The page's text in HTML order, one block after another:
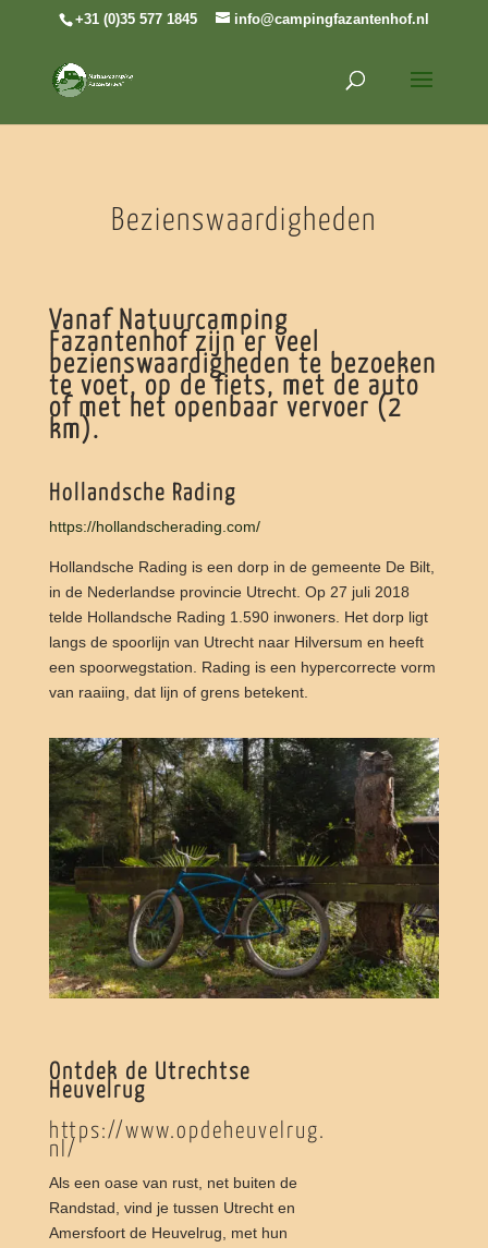
+31 (0)35 577 1845 info@campingfazantenhof.nl
Bezienswaardigheden
Vanaf Natuurcamping
Fazantenhof zijn er veel
bezienswaardigheden te bezoeken
te voet, op de fiets, met de auto
of met het openbaar vervoer (2
km).
Hollandsche Rading
https://hollandscherading.com/
Hollandsche Rading is een dorp in de gemeente De Bilt,
in de Nederlandse provincie Utrecht. Op 27 juli 2018
telde Hollandsche Rading 1.590 inwoners. Het dorp ligt
langs de spoorlijn van Utrecht naar Hilversum en heeft
een spoorwegstation. Rading is een hypercorrecte vorm
van raaiing, dat lijn of grens betekent.
Ontdek de Utrechtse
Heuvelrug
https://www.opdeheuvelrug.
nl/
Als een oase van rust, net buiten de
Randstad, vind je tussen Utrecht en
Amersfoort de Heuvelrug, met hun